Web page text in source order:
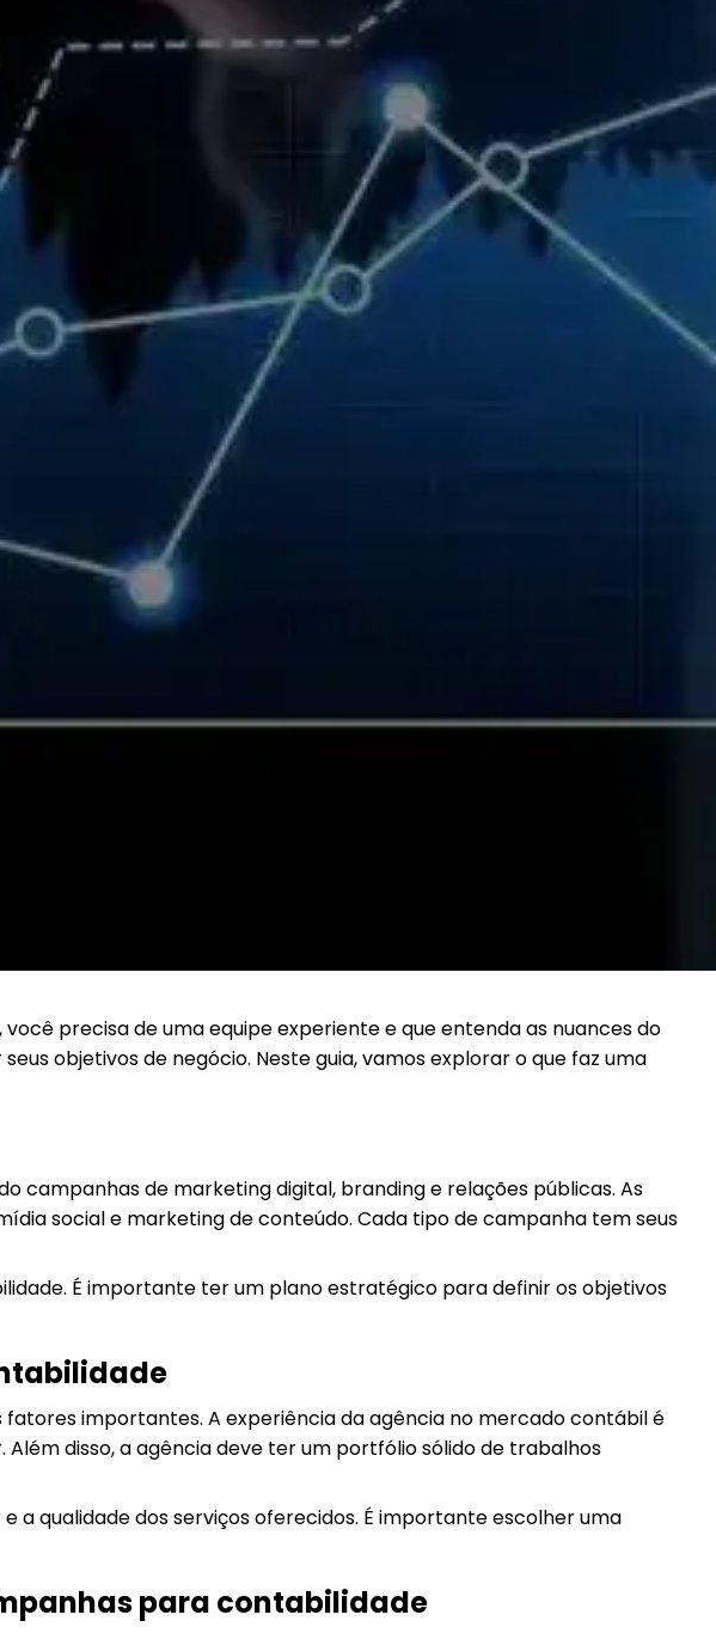
precisa de uma equipe experiente e que entenda as nuances do
objetivos de negócio. Neste guia, vamos explorar o que faz uma
campanhas de marketing digital, branding e relações públicas. As
social e marketing de conteúdo. Cada tipo de campanha tem seus
É importante ter um plano estratégico para definir os objetivos
importantes. A experiência da agência no mercado contábil é
disso, a agência deve ter um portfólio sólido de trabalhos
qualidade dos serviços oferecidos. É importante escolher uma
para contabilidade